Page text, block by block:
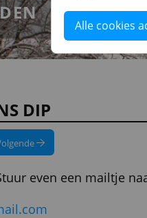
DIP
even een mailtje
Alle cookies